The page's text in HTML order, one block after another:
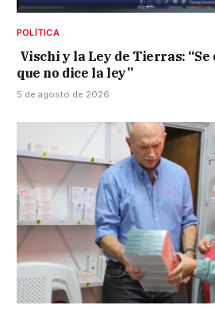
POLÍTICA
Vischi y la Ley de Tierras:
que no dice la ley”
5 de agosto de 2026